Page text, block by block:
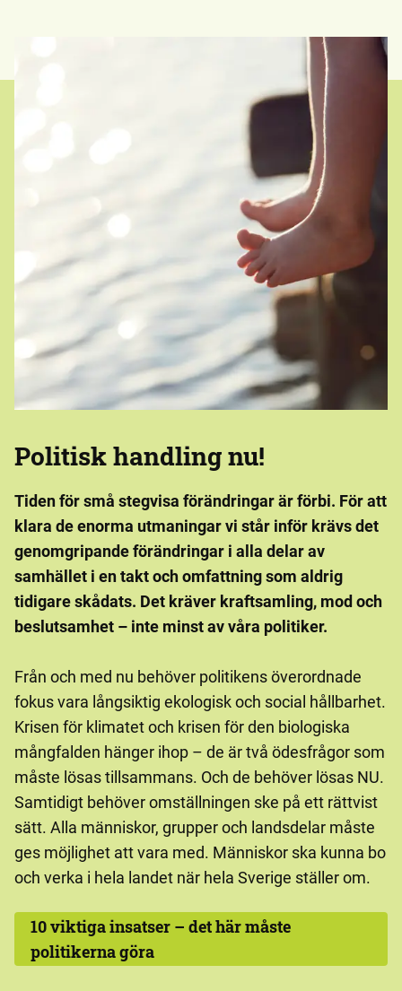
Politisk handling nu!
Tiden för små stegvisa förändringar är förbi. För att
klara de enorma utmaningar vi står inför krävs det
genomgripande förändringar i alla delar av
samhället i en takt och omfattning som aldrig
tidigare skådats. Det kräver kraftsamling, mod och
beslutsamhet – inte minst av våra politiker.
Från och med nu behöver politikens överordnade
fokus vara långsiktig ekologisk och social hållbarhet.
Krisen för klimatet och krisen för den biologiska
mångfalden hänger ihop – de är två ödesfrågor som
måste lösas tillsammans. Och de behöver lösas NU.
Samtidigt behöver omställningen ske på ett rättvist
sätt. Alla människor, grupper och landsdelar måste
ges möjlighet att vara med. Människor ska kunna bo
och verka i hela landet när hela Sverige ställer om.
10 viktiga insatser – det här måste
politikerna göra